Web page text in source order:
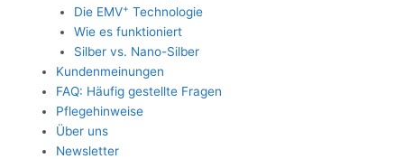
Die EMV+ Technologie
Wie es funktioniert
Silber vs. Nano-Silber
Kundenmeinungen
FAQ: Häufig gestellte Fragen
Pflegehinweise
Über uns
Newsletter